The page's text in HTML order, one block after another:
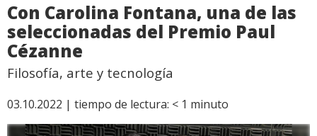
Con Carolina Fontana, una de las
seleccionadas del Premio Paul
Cézanne
Filosofía, arte y tecnología
03.10.2022 | tiempo de lectura: < 1 minuto